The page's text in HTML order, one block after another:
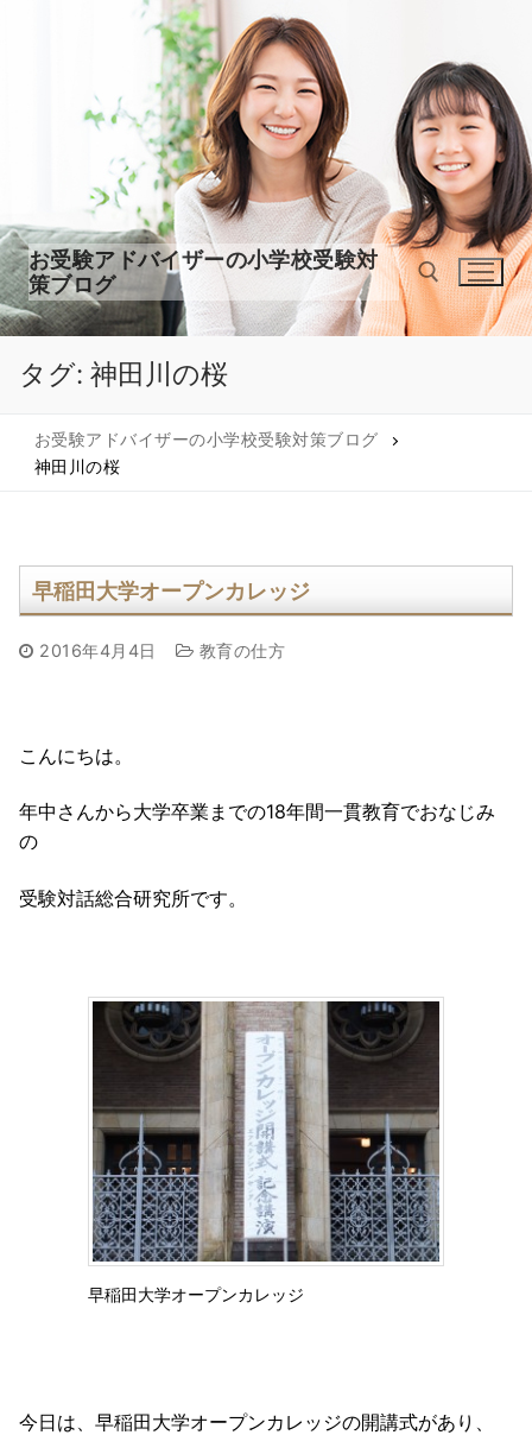
キ
ッ
プ
お受験アドバイザーの小学校受験対
策ブログ
検索:
タグ: 神田川の桜
お受験アドバイザーの小学校受験対策ブログ
神田川の桜
早稲田大学オープンカレッジ
2016年4月4日 教育の仕方
こんにちは。
年中さんから大学卒業までの18年間一貫教育でおなじみ
の
受験対話総合研究所です。
早稲田大学オープンカレッジ
今日は、早稲田大学オープンカレッジの開講式があり、